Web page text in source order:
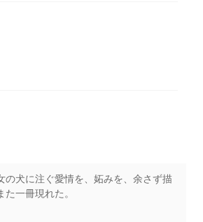
の犬に注ぐ愛情を、妬みを、余さず描
一冊現れた。